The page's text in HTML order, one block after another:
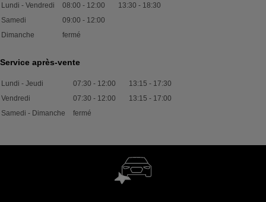
Lundi - Vendredi 08:00 - 12:00 13:30 - 18:30
Samedi
09:00 - 12:00
Dimanche
fermé
Service après-vente
Lundi - Jeudi 07:30 - 12:00 13:15 - 17:30
Vendredi
07:30 - 12:00 13:15 - 17:00
Samedi - Dimanche
fermé